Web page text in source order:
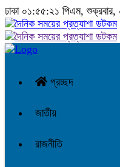
ঢাকা ০১:৫৫:২২ পিএম, শুক্রবার,
প্রচ্ছদ
জাতীয়
রাজনীতি